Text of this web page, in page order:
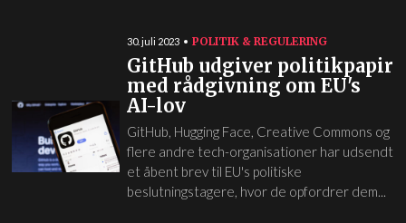
30. juli 2023 POLITIK & REGULERING
GitHub udgiver politikpapir
med rådgivning om EU's
AI-lov
GitHub, Hugging Face, Creative Commons og
flere andre tech-organisationer har udsendt
et åbent brev til EU's politiske
beslutningstagere, hvor de opfordrer dem...